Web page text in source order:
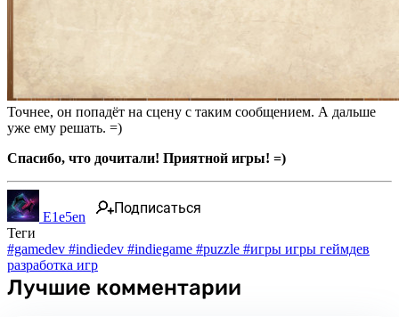
Точнее, он попадёт на сцену с таким сообщением. А дальше
уже ему решать. =)
Спасибо, что дочитали! Приятной игры! =)
E1e5en
Подписаться
Теги
#gamedev #indiedev #indiegame #puzzle #игры игры геймдев
разработка игр
Лучшие комментарии